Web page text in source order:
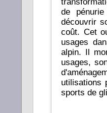
de
découvrir
coût. Cet
usages
alpin. Il
usages,
utilisations
sports de